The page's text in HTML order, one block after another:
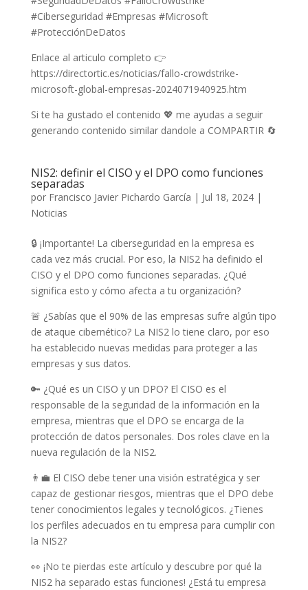
#Ciberseguridad #Empresas #Microsoft
#ProtecciónDeDatos
Enlace al articulo completo 👉
https://directortic.es/noticias/fallo-crowdstrike-
microsoft-global-empresas-2024071940925.htm
Si te ha gustado el contenido 💖 me ayudas a seguir
generando contenido similar dandole a COMPARTIR 🔄
NIS2: definir el CISO y el DPO como funciones
separadas
por Francisco Javier Pichardo García | Jul 18, 2024|
Noticias
🔒 ¡Importante! La ciberseguridad en la empresa es
cada vez más crucial. Por eso, la NIS2 ha definido el
CISO y el DPO como funciones separadas. ¿Qué
significa esto y cómo afecta a tu organización?
🚨 ¿Sabías que el 90% de las empresas sufre algún tipo
de ataque cibernético? La NIS2 lo tiene claro, por eso
ha establecido nuevas medidas para proteger a las
empresas y sus datos.
🔑 ¿Qué es un CISO y un DPO? El CISO es el
responsable de la seguridad de la información en la
empresa, mientras que el DPO se encarga de la
protección de datos personales. Dos roles clave en la
nueva regulación de la NIS2.
👨‍💼 El CISO debe tener una visión estratégica y ser
capaz de gestionar riesgos, mientras que el DPO debe
tener conocimientos legales y tecnológicos. ¿Tienes
los perfiles adecuados en tu empresa para cumplir con
la NIS2?
👀 ¡No te pierdas este artículo y descubre por qué la
NIS2 ha separado estas funciones! ¿Está tu empresa